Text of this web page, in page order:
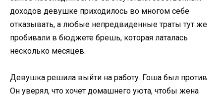
доходов девушке приходилось во многом себе
отказывать, а любые непредвиденные траты тут же
пробивали в бюджете брешь, которая латалась
несколько месяцев.
Девушка решила выйти на работу. Гоша был против.
Он уверял, что хочет домашнего уюта, чтобы жена